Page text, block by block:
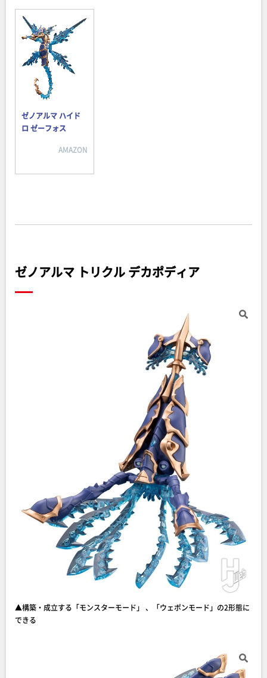
ゼノアルマ ハイド
ロ ゼーフォス
AMAZON
ゼノアルマ トリクル デカポディア
▲構築・成立する「モンスターモード」 、「ウェポンモード」の2形態に
できる